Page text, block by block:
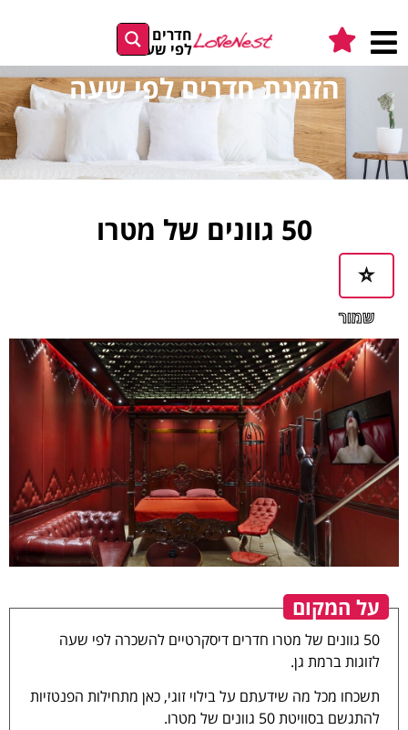
חדרים
לפי שעה
הזמנת חדרים לפי שעה
50 גוונים של מטרו
שמור
במועדפים
(video)
על המקום
50 גוונים של מטרו חדרים דיסקרטיים להשכרה לפי שעה
לזוגות ברמת גן.
תשכחו מכל מה שידעתם על בילוי זוגי, כאן מתחילות הפנטזיות
להתגשם בסוויטת 50 גוונים של מטרו.